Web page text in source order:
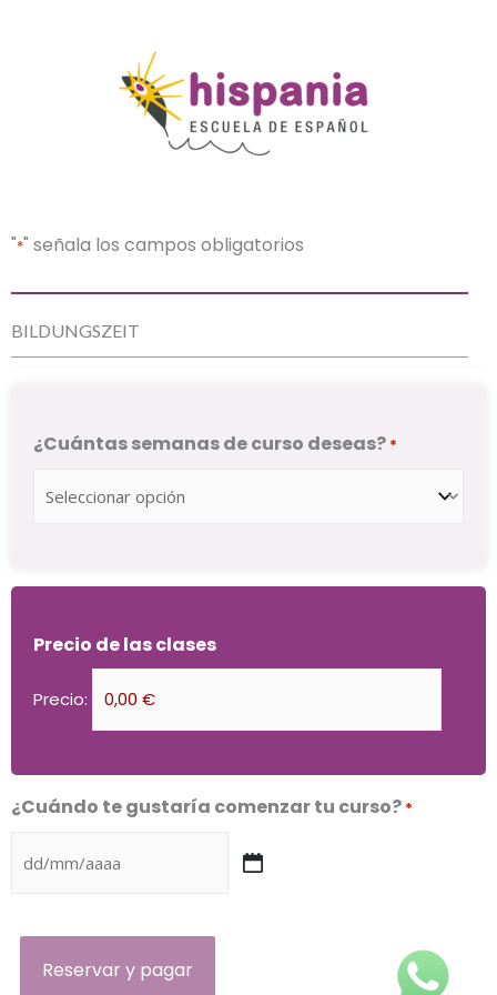
"*" señala los campos obligatorios
BILDUNGSZEIT
¿Cuántas semanas de curso deseas? *
Precio de las clases
Precio:
¿Cuándo te gustaría comenzar tu curso? *
barra
MM